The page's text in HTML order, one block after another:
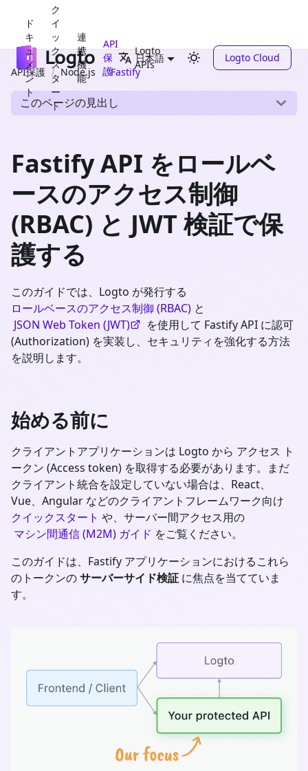
ド
キ
ュ
メ
ン
ト
ク
イ
ッ
ク
ス
タ
ー
ト
連
携
機
能
API
保
護
Logto
APIs
日本語
Logto Cloud
API保護
Node.js Fastify
このページの見出し
Fastify API をロールベ
ースのアクセス制御
(RBAC) と JWT 検証で保
護する
このガイドでは、Logto が発行する
ロールベースのアクセス制御 (RBAC) と
JSON Web Token (JWT)
を使用して Fastify API に認可
(Authorization) を実装し、セキュリティを強化する方法
を説明します。
始める前に
クライアントアプリケーションは Logto から アクセス ト
ークン (Access token) を取得する必要があります。まだ
クライアント統合を設定していない場合は、React、
Vue、Angular などのクライアントフレームワーク向け
クイックスタート や、サーバー間アクセス用の
マシン間通信 (M2M) ガイド をご覧ください。
このガイドは、 Fastify アプリケーションにおけるこれら
のトークンのサーバーサイド検証 に焦点を当てていま
す。